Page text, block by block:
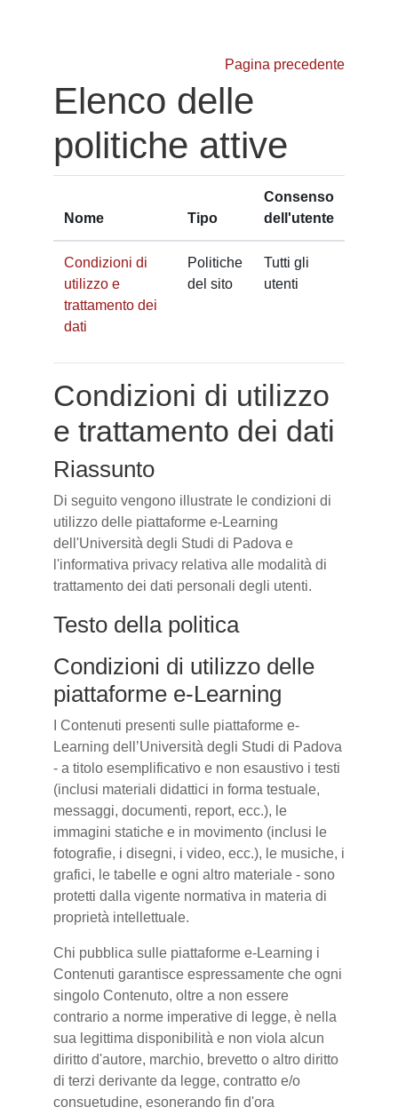
Pagina precedente
Elenco delle
politiche attive
Nome Tipo
Consenso
dell'utente
Condizioni di
utilizzo e
trattamento dei
dati
Politiche
del sito
Tutti gli
utenti
Condizioni di utilizzo
e trattamento dei dati
Riassunto
Di seguito vengono illustrate le condizioni di
utilizzo delle piattaforme e-Learning
dell'Università degli Studi di Padova e
l'informativa privacy relativa alle modalità di
trattamento dei dati personali degli utenti.
Testo della politica
Condizioni di utilizzo delle
piattaforme e-Learning
I Contenuti presenti sulle piattaforme e-
Learning dell’Università degli Studi di Padova
- a titolo esemplificativo e non esaustivo i testi
(inclusi materiali didattici in forma testuale,
messaggi, documenti, report, ecc.), le
immagini statiche e in movimento (inclusi le
fotografie, i disegni, i video, ecc.), le musiche, i
grafici, le tabelle e ogni altro materiale - sono
protetti dalla vigente normativa in materia di
proprietà intellettuale.
Chi pubblica sulle piattaforme e-Learning i
Contenuti garantisce espressamente che ogni
singolo Contenuto, oltre a non essere
contrario a norme imperative di legge, è nella
sua legittima disponibilità e non viola alcun
diritto d'autore, marchio, brevetto o altro diritto
di terzi derivante da legge, contratto e/o
consuetudine, esonerando fin d'ora